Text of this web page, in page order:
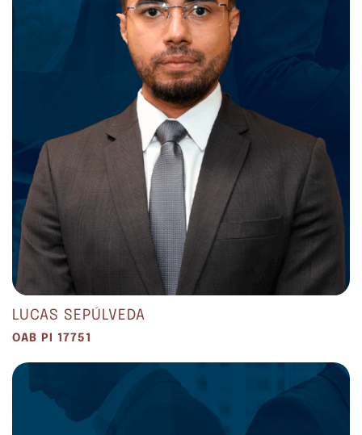
LUCAS SEPÚLVEDA
OAB PI 17751